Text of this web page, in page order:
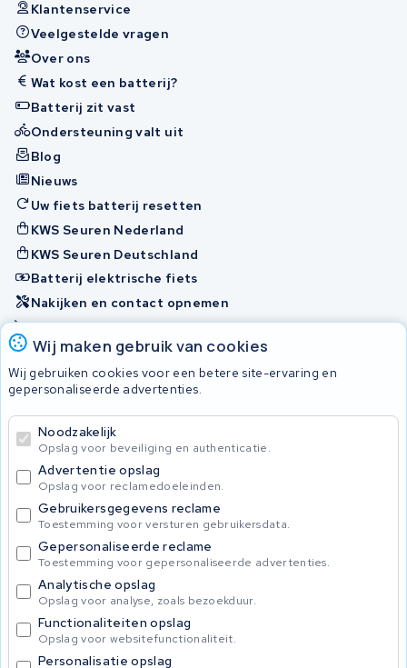
Wij maken gebruik van cookies
Wij gebruiken cookies voor een betere site-ervaring en
gepersonaliseerde advertenties.
Noodzakelijk
Opslag voor beveiliging en authenticatie.
Advertentie opslag
Opslag voor reclamedoeleinden.
Gebruikersgegevens reclame
Toestemming voor versturen gebruikersdata.
Gepersonaliseerde reclame
Toestemming voor gepersonaliseerde advertenties.
Analytische opslag
Opslag voor analyse, zoals bezoekduur.
Functionaliteiten opslag
Opslag voor websitefunctionaliteit.
Personalisatie opslag
Klantenservice
Veelgestelde vragen
Over ons
Wat kost een batterij?
Batterij zit vast
Ondersteuning valt uit
Blog
Nieuws
Uw fiets batterij resetten
KWS Seuren Nederland
KWS Seuren Deutschland
Batterij elektrische fiets
Nakijken en contact opnemen
Onherstelbaar
Accu's
© 2026 KWS Seuren
Algemene voorwaarden
Privacy Policy